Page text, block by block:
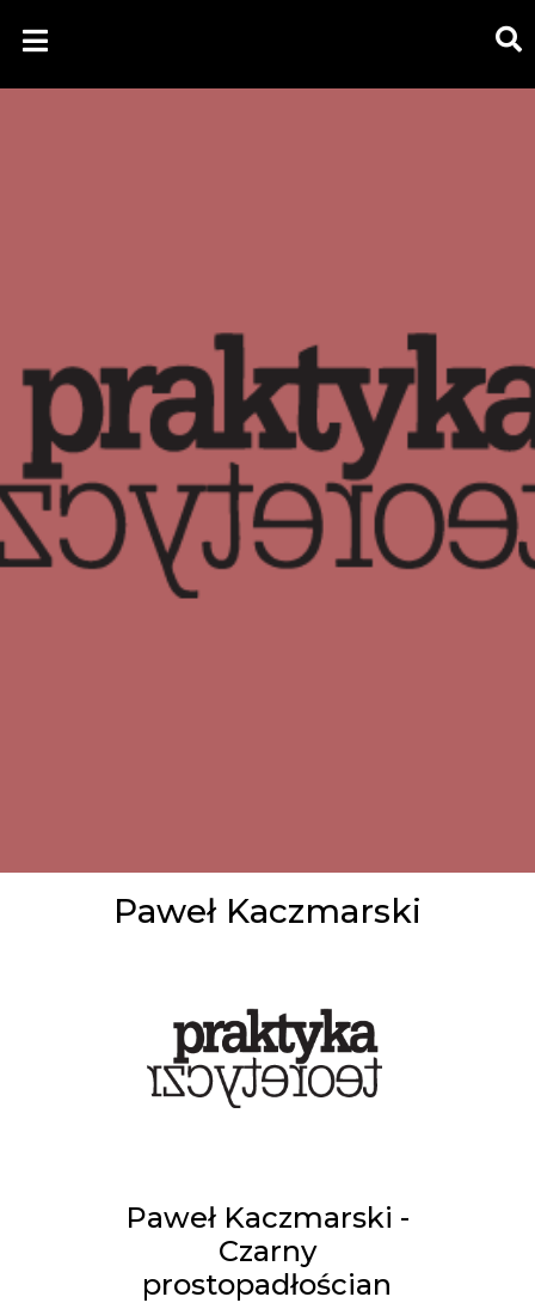
Paweł Kaczmarski
Paweł Kaczmarski -
Czarny
prostopadłościan